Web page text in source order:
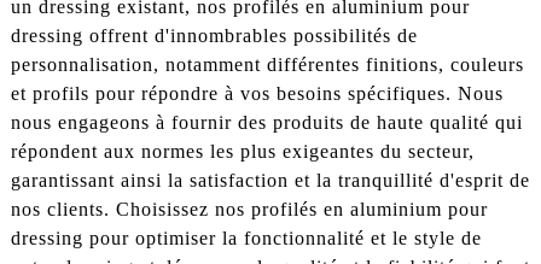
un dressing existant, nos profilés en aluminium pour
dressing offrent d'innombrables possibilités de
personnalisation, notamment différentes finitions, couleurs
et profils pour répondre à vos besoins spécifiques. Nous
nous engageons à fournir des produits de haute qualité qui
répondent aux normes les plus exigeantes du secteur,
garantissant ainsi la satisfaction et la tranquillité d'esprit de
nos clients. Choisissez nos profilés en aluminium pour
dressing pour optimiser la fonctionnalité et le style de